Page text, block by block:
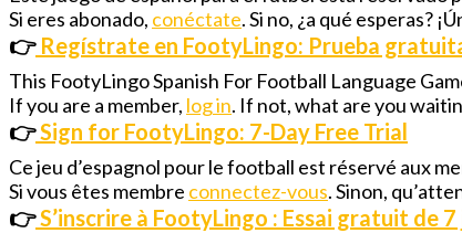
Si eres abonado, conéctate. Si no, ¿a qué esperas?
👉 Regístrate en FootyLingo: Prueba
This FootyLingo Spanish For Football Language
If you are a member, log in. If not, what are you
👉Sign for FootyLingo: 7-Day Free Trial
Ce jeu d’espagnol pour le football est réservé aux
Si vous êtes membre connectez-vous. Sinon,
👉S’inscrire à FootyLingo : Essai gratuit de